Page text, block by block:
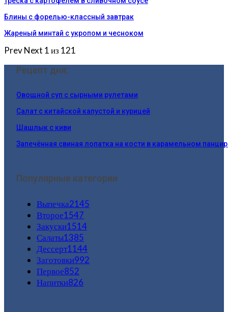
Блины с форелью-классный завтрак
Жареный минтай с укропом и чесноком
PrevNext 1 из 121
Рецепт дня:
Овощной суп с сырными рулетами
Салат с китайской капустой и курицей
Шашлык с киви
Запечённая свиная лопатка на кости в карамельном
Популярные категории
Выпечка2145
Второе1547
Закуски1514
Салаты1385
Дессерт1144
Заготовки992
Первое852
Напитки826